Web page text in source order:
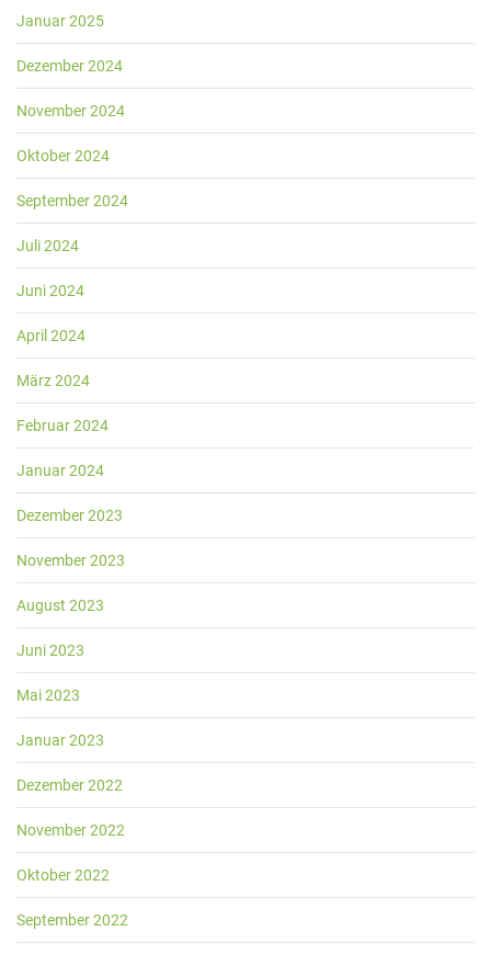
Januar 2025
Dezember 2024
November 2024
Oktober 2024
September 2024
Juli 2024
Juni 2024
April 2024
März 2024
Februar 2024
Januar 2024
Dezember 2023
November 2023
August 2023
Juni 2023
Mai 2023
Januar 2023
Dezember 2022
November 2022
Oktober 2022
September 2022